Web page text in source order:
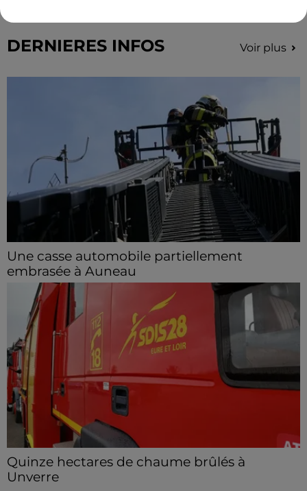
DERNIERES INFOS Voir plus
Une casse automobile partiellement
embrasée à Auneau
« chômage technique pour neuf personnes » après le
sinistre, qui a également fait un blessé.
Quinze hectares de chaume brûlés à
Unverre